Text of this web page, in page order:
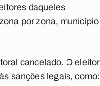
daqueles
por zona, município
cancelado. O eleitor
sanções legais, como: